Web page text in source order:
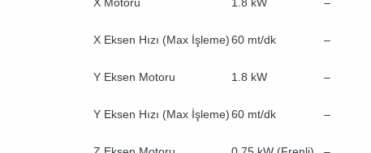
X Eksen Hızı (Max İşleme)60 mt/dk –
Y Eksen Motoru 1.8 kW –
Y Eksen Hızı (Max İşleme)60 mt/dk –